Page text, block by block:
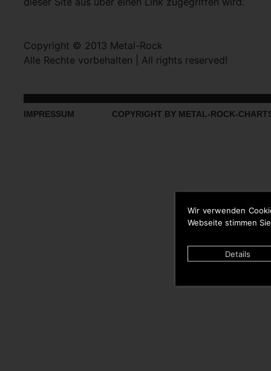
Wir verwenden
Webseite stimmen
Details
Copyright © 2013 Metal-Rock
Alle Rechte vorbehalten | All rights reserved!
IMPRESSUM COPYRIGHT BY METAL-ROCK-